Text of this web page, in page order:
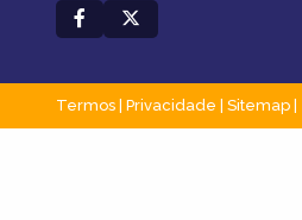
Termos Privacidade Sitemap